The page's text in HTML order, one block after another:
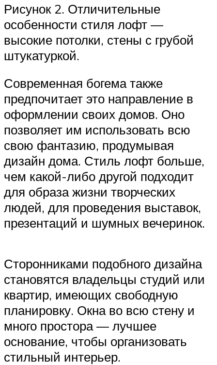
Рисунок 2. Отличительные
особенности стиля лофт —
высокие потолки, стены с грубой
штукатуркой.
Современная богема также
предпочитает это направление в
оформлении своих домов. Оно
позволяет им использовать всю
свою фантазию, продумывая
дизайн дома. Стиль лофт больше,
чем какой-либо другой подходит
для образа жизни творческих
людей, для проведения выставок,
презентаций и шумных вечеринок.
Сторонниками подобного дизайна
становятся владельцы студий или
квартир, имеющих свободную
планировку. Окна во всю стену и
много простора — лучшее
основание, чтобы организовать
стильный интерьер.